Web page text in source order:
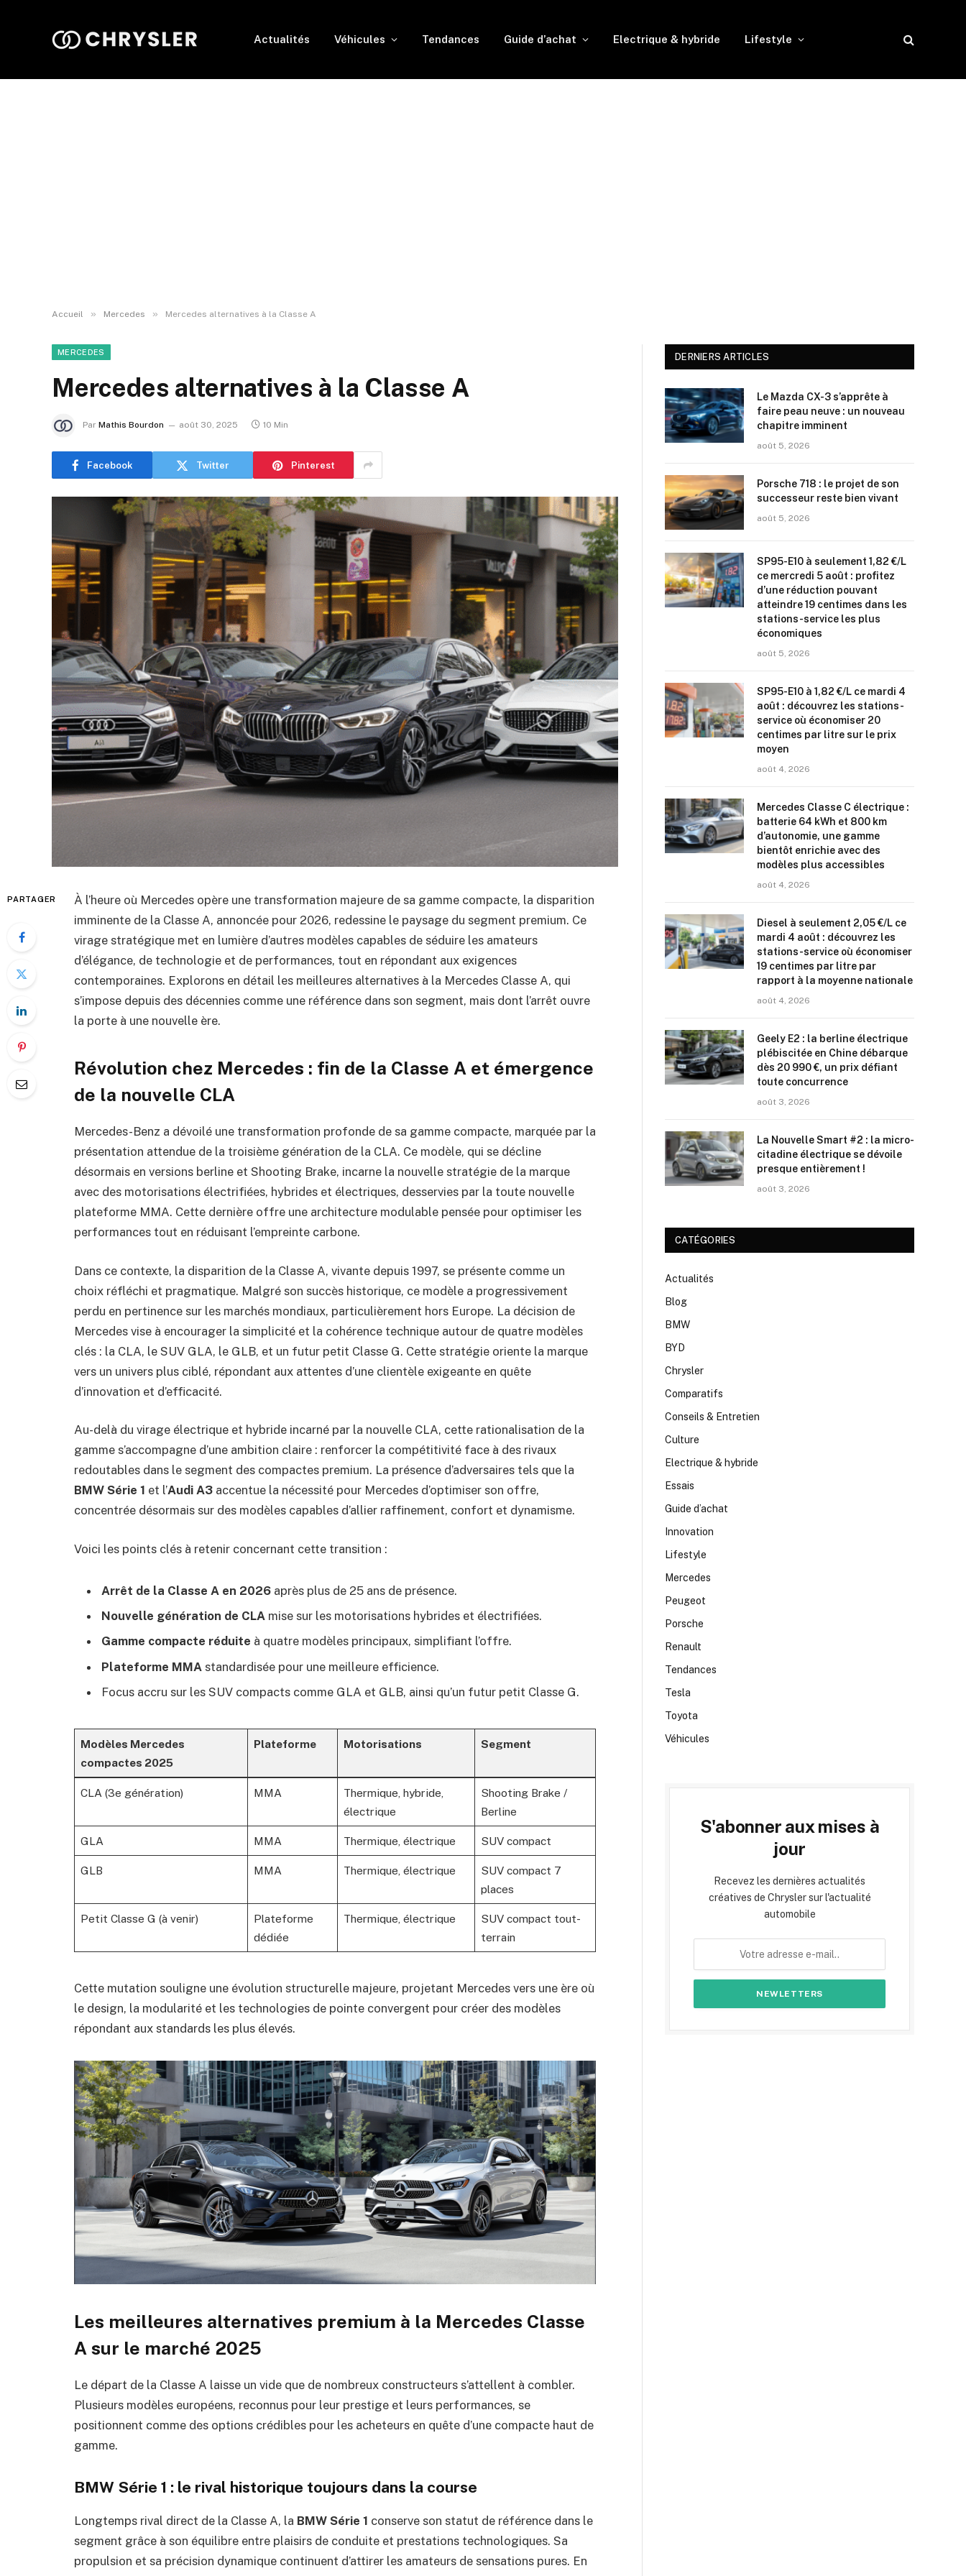
Actualités Véhicules Tendances Guide d’achat Electrique & hybride Lifestyle
Accueil » Mercedes » Mercedes alternatives à la Classe A
MERCEDES
Mercedes alternatives à la Classe A
Par Mathis Bourdon août 30, 2025 10 Min
Facebook Twitter Pinterest
PARTAGER
À l’heure où Mercedes opère une transformation majeure de sa gamme compacte, la disparition
imminente de la Classe A, annoncée pour 2026, redessine le paysage du segment premium. Ce
virage stratégique met en lumière d’autres modèles capables de séduire les amateurs
d’élégance, de technologie et de performances, tout en répondant aux exigences
contemporaines. Explorons en détail les meilleures alternatives à la Mercedes Classe A, qui
s’impose depuis des décennies comme une référence dans son segment, mais dont l’arrêt ouvre
la porte à une nouvelle ère.
Révolution chez Mercedes : fin de la Classe A et émergence
de la nouvelle CLA
Mercedes-Benz a dévoilé une transformation profonde de sa gamme compacte, marquée par la
présentation attendue de la troisième génération de la CLA. Ce modèle, qui se décline
désormais en versions berline et Shooting Brake, incarne la nouvelle stratégie de la marque
avec des motorisations électrifiées, hybrides et électriques, desservies par la toute nouvelle
plateforme MMA. Cette dernière offre une architecture modulable pensée pour optimiser les
performances tout en réduisant l’empreinte carbone.
Dans ce contexte, la disparition de la Classe A, vivante depuis 1997, se présente comme un
choix réfléchi et pragmatique. Malgré son succès historique, ce modèle a progressivement
perdu en pertinence sur les marchés mondiaux, particulièrement hors Europe. La décision de
Mercedes vise à encourager la simplicité et la cohérence technique autour de quatre modèles
clés : la CLA, le SUV GLA, le GLB, et un futur petit Classe G. Cette stratégie oriente la marque
vers un univers plus ciblé, répondant aux attentes d’une clientèle exigeante en quête
d’innovation et d’efficacité.
Au-delà du virage électrique et hybride incarné par la nouvelle CLA, cette rationalisation de la
gamme s’accompagne d’une ambition claire : renforcer la compétitivité face à des rivaux
redoutables dans le segment des compactes premium. La présence d’adversaires tels que la
BMW Série 1 et l’Audi A3 accentue la nécessité pour Mercedes d’optimiser son offre,
concentrée désormais sur des modèles capables d’allier raffinement, confort et dynamisme.
Voici les points clés à retenir concernant cette transition :
Arrêt de la Classe A en 2026 après plus de 25 ans de présence.
Nouvelle génération de CLA mise sur les motorisations hybrides et électrifiées.
Gamme compacte réduite à quatre modèles principaux, simplifiant l’offre.
Plateforme MMA standardisée pour une meilleure efficience.
Focus accru sur les SUV compacts comme GLA et GLB, ainsi qu’un futur petit Classe G.
Modèles Mercedes
compactes 2025
Plateforme Motorisations Segment
CLA (3e génération) MMA
Thermique, hybride,
électrique
Shooting Brake /
Berline
GLA MMA Thermique, électrique SUV compact
GLB MMA Thermique, électrique
SUV compact 7
places
Petit Classe G (à venir)
Plateforme
dédiée
Thermique, électrique
SUV compact tout-
terrain
Cette mutation souligne une évolution structurelle majeure, projetant Mercedes vers une ère où
le design, la modularité et les technologies de pointe convergent pour créer des modèles
répondant aux standards les plus élevés.
Les meilleures alternatives premium à la Mercedes Classe
A sur le marché 2025
Le départ de la Classe A laisse un vide que de nombreux constructeurs s’attellent à combler.
Plusieurs modèles européens, reconnus pour leur prestige et leurs performances, se
positionnent comme des options crédibles pour les acheteurs en quête d’une compacte haut de
gamme.
BMW Série 1 : le rival historique toujours dans la course
Longtemps rival direct de la Classe A, la BMW Série 1 conserve son statut de référence dans le
segment grâce à son équilibre entre plaisirs de conduite et prestations technologiques. Sa
propulsion et sa précision dynamique continuent d’attirer les amateurs de sensations pures. En
DERNIERS ARTICLES
Le Mazda CX-3 s’apprête à
faire peau neuve : un nouveau
chapitre imminent
août 5, 2026
Porsche 718 : le projet de son
successeur reste bien vivant
août 5, 2026
SP95-E10 à seulement 1,82 €/L
ce mercredi 5 août : profitez
d’une réduction pouvant
atteindre 19 centimes dans les
stations-service les plus
économiques
août 5, 2026
SP95-E10 à 1,82 €/L ce mardi 4
août : découvrez les stations-
service où économiser 20
centimes par litre sur le prix
moyen
août 4, 2026
Mercedes Classe C électrique :
batterie 64 kWh et 800 km
d’autonomie, une gamme
bientôt enrichie avec des
modèles plus accessibles
août 4, 2026
Diesel à seulement 2,05 €/L ce
mardi 4 août : découvrez les
stations-service où économiser
19 centimes par litre par
rapport à la moyenne nationale
août 4, 2026
Geely E2 : la berline électrique
plébiscitée en Chine débarque
dès 20 990 €, un prix défiant
toute concurrence
août 3, 2026
La Nouvelle Smart #2 : la micro-
citadine électrique se dévoile
presque entièrement !
août 3, 2026
CATÉGORIES
Actualités
Blog
BMW
BYD
Chrysler
Comparatifs
Conseils & Entretien
Culture
Electrique & hybride
Essais
Guide d’achat
Innovation
Lifestyle
Mercedes
Peugeot
Porsche
Renault
Tendances
Tesla
Toyota
Véhicules
S'abonner aux mises à
jour
Recevez les dernières actualités
créatives de Chrysler sur l'actualité
automobile